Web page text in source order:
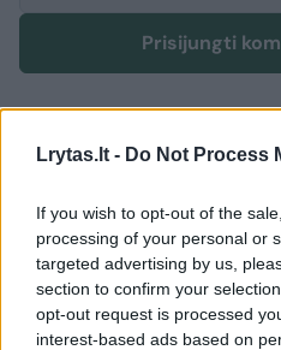
Lrytas.lt - Do Not Process
If you wish to opt-out of the
processing of your personal or
targeted advertising by us,
section to confirm your
opt-out request is processed
interest-based ads based on
Prisijungti